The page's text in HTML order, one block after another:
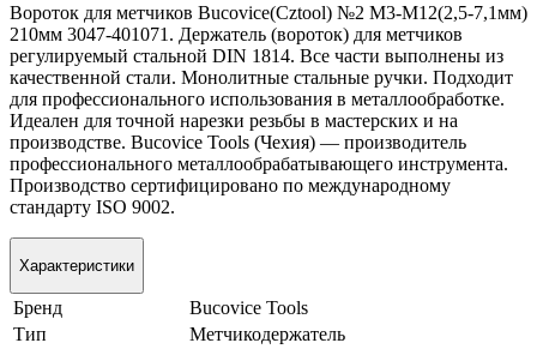
Вороток для метчиков Bucovice(Cztool) №2 М3-М12(2,5-7,1мм)
210мм 3047-401071. Держатель (вороток) для метчиков
регулируемый стальной DIN 1814. Все части выполнены из
качественной стали. Монолитные стальные ручки. Подходит
для профессионального использования в металлообработке.
Идеален для точной нарезки резьбы в мастерских и на
производстве. Bucovice Tools (Чехия) — производитель
профессионального металлообрабатывающего инструмента.
Производство сертифицировано по международному
стандарту ISO 9002.
Характеристики
Бренд
Bucovice Tools
Тип
Метчикодержатель